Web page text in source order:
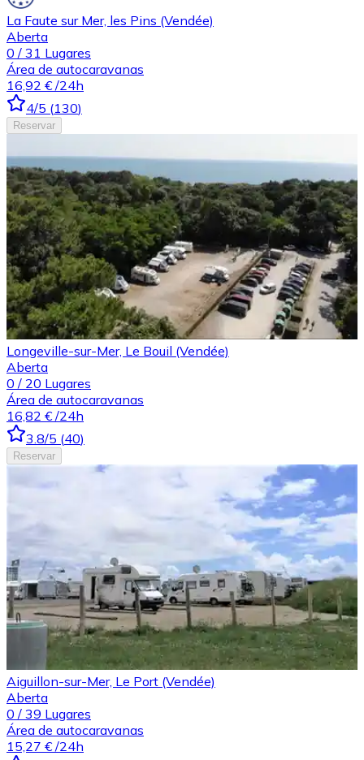
La Faute sur Mer, les Pins (Vendée)
Aberta
0 / 31 Lugares
Área de autocaravanas
16,92 € /24h
4/5 (130)
Reservar
Longeville-sur-Mer, Le Bouil (Vendée)
Aberta
0 / 20 Lugares
Área de autocaravanas
16,82 € /24h
3.8/5 (40)
Reservar
Aiguillon-sur-Mer, Le Port (Vendée)
Aberta
0 / 39 Lugares
Área de autocaravanas
15,27 € /24h